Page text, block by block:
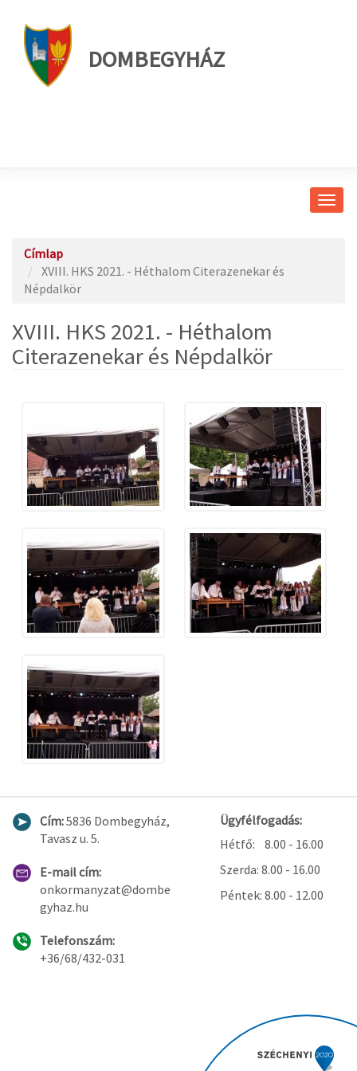
DOMBEGYHÁZ
Címlap
XVIII. HKS 2021. - Héthalom Citerazenekar és
Népdalkör
XVIII. HKS 2021. - Héthalom
Citerazenekar és Népdalkör
Cím:5836 Dombegyház,
Tavasz u. 5.
E-mail cím:
onkormanyzat@dombe
gyhaz.hu
Telefonszám:
+36/68/432-031
Ügyfélfogadás:
Hétfő: 8.00 - 16.00
Szerda: 8.00 - 16.00
Péntek: 8.00 - 12.00